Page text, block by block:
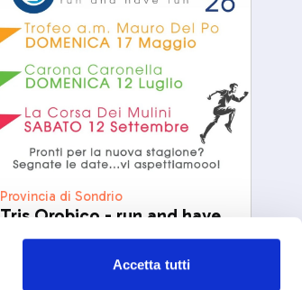
Accetta tutti
Provincia di Sondrio
Tris Orobico - run and have